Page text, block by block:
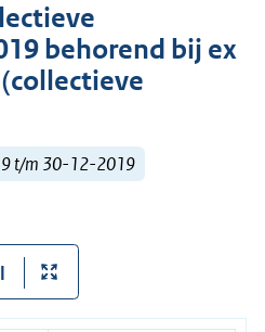
behorend bij ex
t/m 30-12-2019